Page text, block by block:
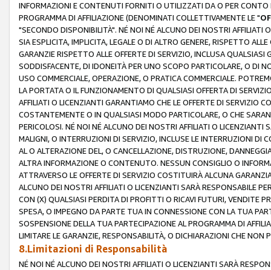
INFORMAZIONI E CONTENUTI FORNITI O UTILIZZATI DA O PER
PROGRAMMA DI AFFILIAZIONE (DENOMINATI COLLETTIVAMENTE LE "
"SECONDO DISPONIBILITÀ". NÉ NOI NÉ ALCUNO DEI NOSTRI
SIA ESPLICITA, IMPLICITA, LEGALE O DI ALTRO GENERE, RISPETTO
GARANZIE RISPETTO ALLE OFFERTE DI SERVIZIO, INCLUSA
SODDISFACENTE, DI IDONEITÀ PER UNO SCOPO PARTICOLARE, O DI
USO COMMERCIALE, OPERAZIONE, O PRATICA COMMERCIALE.
LA PORTATA O IL FUNZIONAMENTO DI QUALSIASI OFFERTA DI
AFFILIATI O LICENZIANTI GARANTIAMO CHE LE OFFERTE DI SERVIZIO
COSTANTEMENTE O IN QUALSIASI MODO PARTICOLARE, O CHE
PERICOLOSI. NÉ NOI NÉ ALCUNO DEI NOSTRI AFFILIATI O LICENZIANTI
MALIGNI, O INTERRUZIONI DI SERVIZIO, INCLUSE LE INTERRUZIONI DI
AL O ALTERAZIONE DEL, O CANCELLAZIONE, DISTRUZIONE,
ALTRA INFORMAZIONE O CONTENUTO. NESSUN CONSIGLIO O
ATTRAVERSO LE OFFERTE DI SERVIZIO COSTITUIRÀ ALCUNA
ALCUNO DEI NOSTRI AFFILIATI O LICENZIANTI SARÀ RESPONSABILE
CON (X) QUALSIASI PERDITA DI PROFITTI O RICAVI FUTURI, VENDITE
SPESA, O IMPEGNO DA PARTE TUA IN CONNESSIONE CON LA TUA
SOSPENSIONE DELLA TUA PARTECIPAZIONE AL PROGRAMMA DI
LIMITARE LE GARANZIE, RESPONSABILITÀ, O DICHIARAZIONI CHE NON
8.Limitazioni di Responsabilità
NÉ NOI NÉ ALCUNO DEI NOSTRI AFFILIATI O LICENZIANTI SARÀ